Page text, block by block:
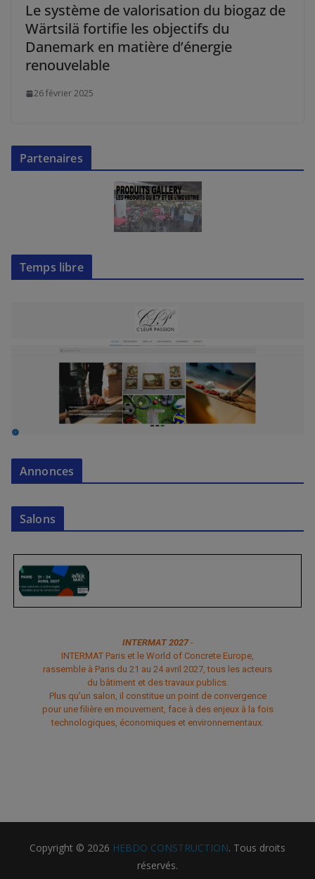
Le système de valorisation du biogaz de
Wärtsilä fortifie les objectifs du
Danemark en matière d’énergie
renouvelable
26 février 2025
Partenaires
Temps libre
Annonces
Salons
INTERMAT 2027-
INTERMAT Paris et le World of Concrete Europe,
rassemble à Paris du 21 au 24 avril 2027, tous les acteurs
du bâtiment et des travaux publics.
Plus qu’un salon, il constitue un point de convergence
pour une filière en mouvement, face à des enjeux à la fois
technologiques, économiques et environnementaux.
Copyright © 2026 HEBDO CONSTRUCTION. Tous droits
réservés.